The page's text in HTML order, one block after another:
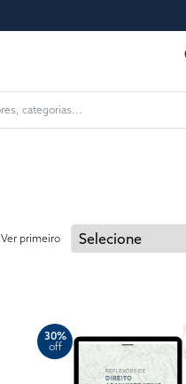
Ver primeiro
30%
off